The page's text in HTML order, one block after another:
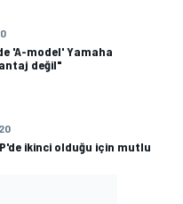
'A-model' Yamaha
değil"
ikinci olduğu için mutlu